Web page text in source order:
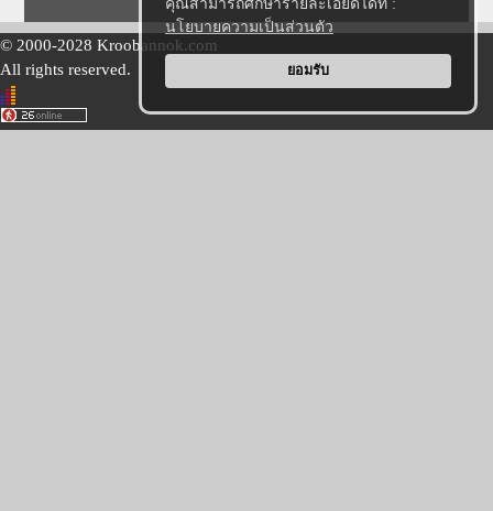
คุณสามารถศึกษารายละเอียดได้ที่ :
นโยบายความเป็นส่วนตัว
ยอมรับ
© 2000-2028 Kroobannok.com
All rights reserved.